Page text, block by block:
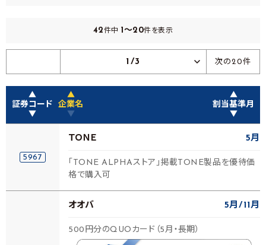
42件中 1～20件を表示
1/3 次の20件
▲
証券コード
▼
▲
企業名
▼
▲
割当基準月
▼
5967
ＴＯＮＥ 5月
「TONE ALPHAストア」掲載TONE製品を優待価
格で購入可
オオバ 5月 11月
500円分のQUOカード（5月・長期）